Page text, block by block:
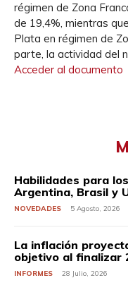
régimen de Zona
de 19,4%, mientras
Plata en régimen de
parte, la actividad del
Acceder al documento
Habilidades para
Argentina, Brasil y
NOVEDADES 5 Agosto, 2026
La inflación
objetivo al finalizar
INFORMES 28 Julio, 2026